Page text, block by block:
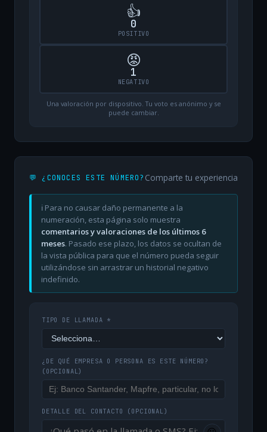
👍
0
POSITIVO
😡
1
NEGATIVO
Una valoración por dispositivo. Tu voto es anónimo y se
puede cambiar.
💬 ¿CONOCES ESTE NÚMERO? Comparte tu experiencia
ℹ️ Para no causar daño permanente a la
numeración, esta página solo muestra
comentarios y valoraciones de los últimos 6
meses. Pasado ese plazo, los datos se ocultan de
la vista pública para que el número pueda seguir
utilizándose sin arrastrar un historial negativo
indefinido.
TIPO DE LLAMADA *
¿DE QUÉ EMPRESA O PERSONA ES ESTE NÚMERO?
(OPCIONAL)
DETALLE DEL CONTACTO (OPCIONAL)